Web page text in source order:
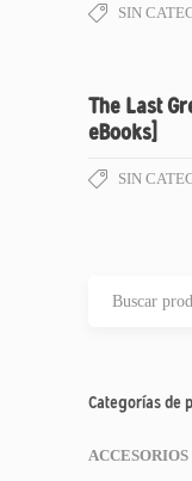
SIN
The Last
eBooks]
SIN
Categorías de
ACCESORIOS